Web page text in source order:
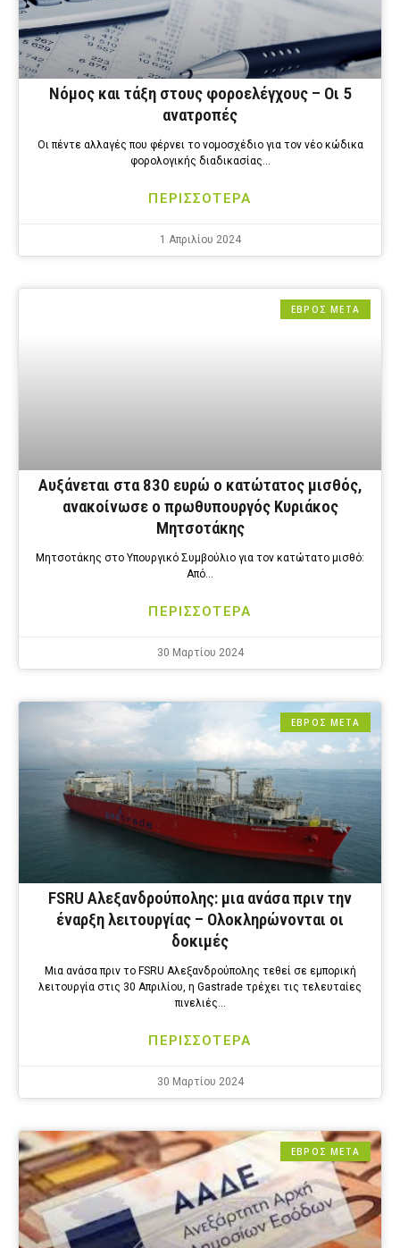
Νόμος και τάξη στους φοροελέγχους – Οι 5
ανατροπές
Οι πέντε αλλαγές που φέρνει το νομοσχέδιο για τον νέο κώδικα
φορολογικής διαδικασίας…
ΠΕΡΙΣΣΟΤΕΡΑ
1 Απριλίου 2024
ΕΒΡΟΣ ΜΕΤΑ
Αυξάνεται στα 830 ευρώ ο κατώτατος μισθός,
ανακοίνωσε ο πρωθυπουργός Κυριάκος
Μητσοτάκης
Μητσοτάκης στο Υπουργικό Συμβούλιο για τον κατώτατο μισθό:
Από…
ΠΕΡΙΣΣΟΤΕΡΑ
30 Μαρτίου 2024
ΕΒΡΟΣ ΜΕΤΑ
FSRU Αλεξανδρούπολης: μια ανάσα πριν την
έναρξη λειτουργίας – Ολοκληρώνονται οι
δοκιμές
Μια ανάσα πριν το FSRU Αλεξανδρούπολης τεθεί σε εμπορική
λειτουργία στις 30 Απριλίου, η Gastrade τρέχει τις τελευταίες
πινελιές…
ΠΕΡΙΣΣΟΤΕΡΑ
30 Μαρτίου 2024
ΕΒΡΟΣ ΜΕΤΑ